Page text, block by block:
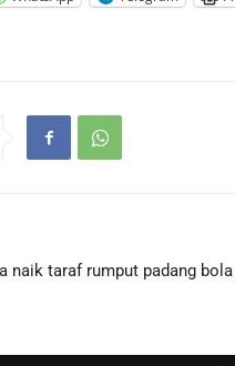
naik taraf rumput padang